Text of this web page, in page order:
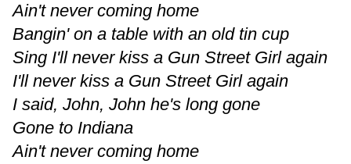
Ain't never coming home
Bangin' on a table with an old tin cup
Sing I'll never kiss a Gun Street Girl again
I'll never kiss a Gun Street Girl again
I said, John, John he's long gone
Gone to Indiana
Ain't never coming home